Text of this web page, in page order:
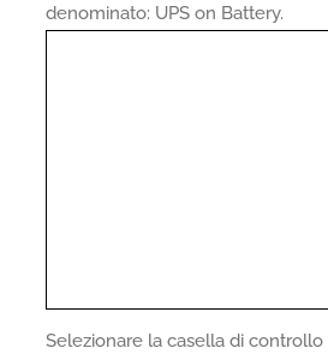
denominato: UPS on Battery.
Selezionare la casella di controllo